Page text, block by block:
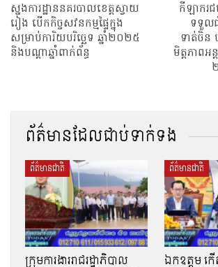
ស្នងការដ្ឋាននគរបាលខេត្តស្វាយ
រៀង​ បើកកិច្ចសវនកម្មផ្ទៃក្នុង
សម្រាប់ការិយបរិច្ឆេទ ឆ្នាំ២០២៥​
និងបណ្តាឆ្នាំពាក់ព័ន្ធ
កីឡាករ​ជ
ទទួល
ទាត់ចិន
មិត្តភាព
ព័ត៌មានដែលជាប់ទាក់ទង
ព័ត៌មានជាតិ
ក្រុមការងាររាជរដ្ឋាភិបាល
ព័ត៌មានជាតិ
ឯកឧត្តម ក